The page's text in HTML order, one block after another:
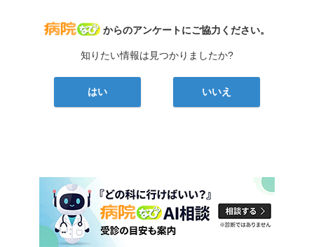
病院なび
からのアンケートにご協力ください。
知りたい情報は見つかりましたか?
はい いいえ